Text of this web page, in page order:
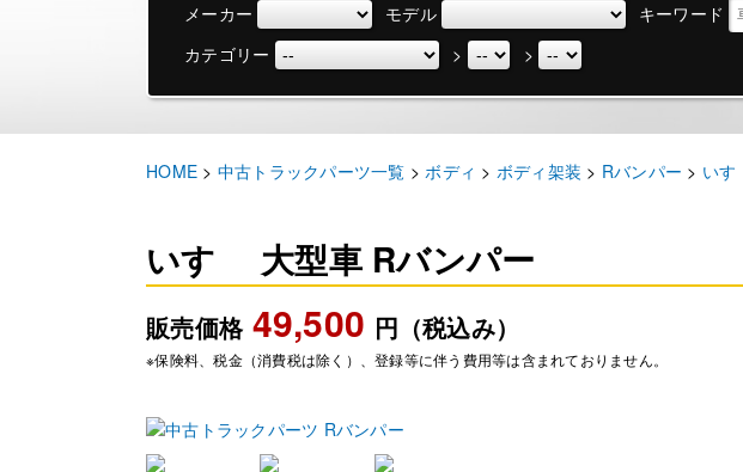
メーカー モデル キーワード
カテゴリー
> >
HOME > 中古トラックパーツ一覧 > ボディ > ボディ架装 > Rバンパー > いすゞ
いすゞ 大型車 Rバンパー
販売価格 49,500 円（税込み）
※保険料、税金（消費税は除く）、登録等に伴う費用等は含まれておりません。